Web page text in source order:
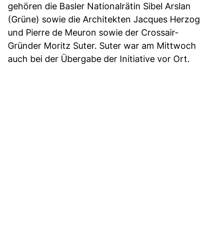
gehören die Basler Nationalrätin Sibel Arslan
(Grüne) sowie die Architekten Jacques Herzog
und Pierre de Meuron sowie der Crossair-
Gründer Moritz Suter. Suter war am Mittwoch
auch bei der Übergabe der Initiative vor Ort.